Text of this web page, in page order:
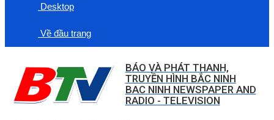
Desktop
Về đầu trang
BÁO VÀ PHÁT THANH,
TRUYỀN HÌNH BẮC NINH
BAC NINH NEWSPAPER AND
RADIO - TELEVISION